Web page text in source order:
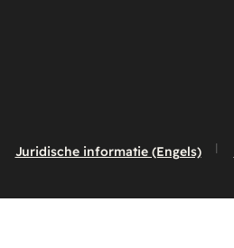
Juridische informatie (Engels)